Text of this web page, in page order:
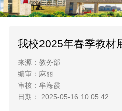
我校2025年春季教材
来源：教务部
编审：麻丽
审核：牟海霞
日期： 2025-05-16 10:05:42